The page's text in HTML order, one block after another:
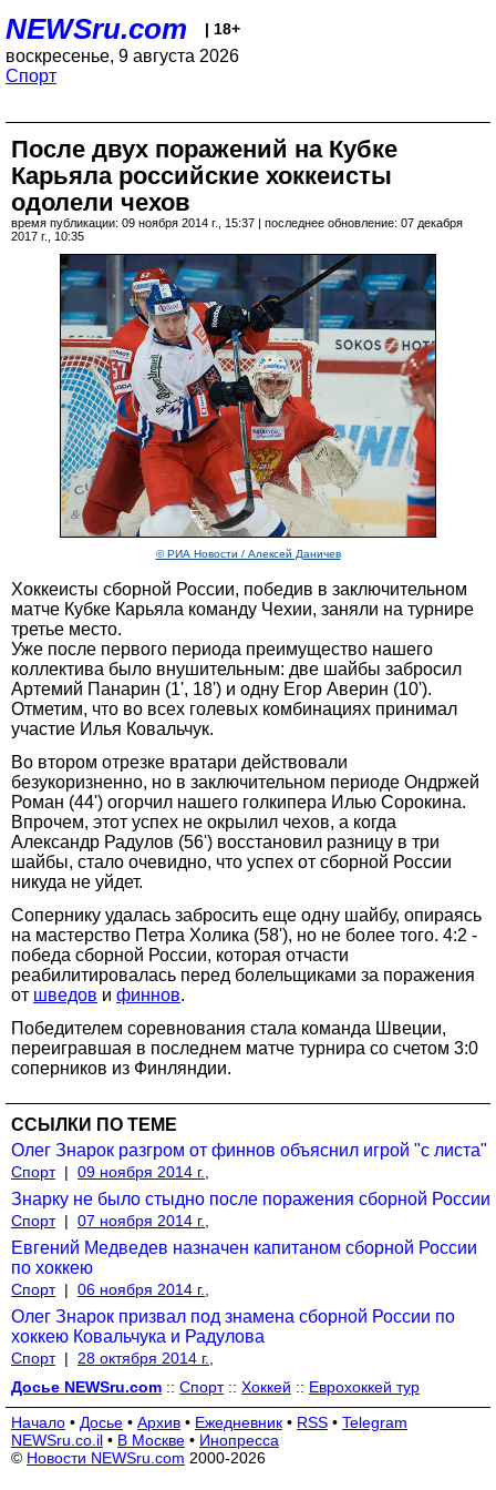
NEWSru.com | 18+
воскресенье, 9 августа 2026
Спорт
После двух поражений на Кубке
Карьяла российские хоккеисты
одолели чехов
время публикации: 09 ноября 2014 г., 15:37 | последнее обновление: 07 декабря
2017 г., 10:35
© РИА Новости / Алексей Даничев
Хоккеисты сборной России, победив в заключительном
матче Кубке Карьяла команду Чехии, заняли на турнире
третье место.
Уже после первого периода преимущество нашего
коллектива было внушительным: две шайбы забросил
Артемий Панарин (1', 18') и одну Егор Аверин (10').
Отметим, что во всех голевых комбинациях принимал
участие Илья Ковальчук.
Во втором отрезке вратари действовали
безукоризненно, но в заключительном периоде Ондржей
Роман (44') огорчил нашего голкипера Илью Сорокина.
Впрочем, этот успех не окрылил чехов, а когда
Александр Радулов (56') восстановил разницу в три
шайбы, стало очевидно, что успех от сборной России
никуда не уйдет.
Сопернику удалась забросить еще одну шайбу, опираясь
на мастерство Петра Холика (58'), но не более того. 4:2 -
победа сборной России, которая отчасти
реабилитировалась перед болельщиками за поражения
от шведов и финнов.
Победителем соревнования стала команда Швеции,
переигравшая в последнем матче турнира со счетом 3:0
соперников из Финляндии.
ССЫЛКИ ПО ТЕМЕ
Олег Знарок разгром от финнов объяснил игрой "с листа"
Спорт | 09 ноября 2014 г.,
Знарку не было стыдно после поражения сборной России
Спорт | 07 ноября 2014 г.,
Евгений Медведев назначен капитаном сборной России
по хоккею
Спорт | 06 ноября 2014 г.,
Олег Знарок призвал под знамена сборной России по
хоккею Ковальчука и Радулова
Спорт |
28 октября 2014 г.,
Досье NEWSru.com :: Спорт:: Хоккей :: Еврохоккей тур
Начало • Досье • Архив • Ежедневник • RSS • Telegram
NEWSru.co.il • В Москве • Инопресса
© Новости NEWSru.com 2000-2026